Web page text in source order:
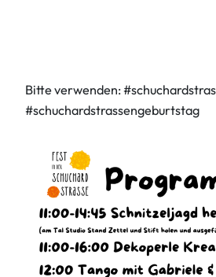
Bitte verwenden:
#schuchardstrassengeburtstag